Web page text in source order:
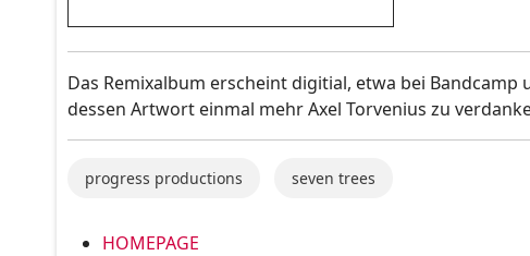
Das Remixalbum erscheint digitial, etwa bei
dessen Artwort einmal mehr Axel Torvenius zu
progress productions seven trees
HOMEPAGE